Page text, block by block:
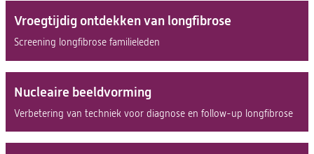
Vroegtijdig ontdekken van longfibrose
Screening longfibrose familieleden
Nucleaire beeldvorming
Verbetering van techniek voor diagnose en follow-up longfibrose